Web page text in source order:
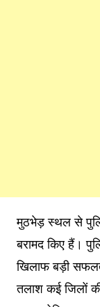
मुठभेड़ स्थल से
बरामद किए हैं।
खिलाफ बड़ी
तलाश कई जिलों